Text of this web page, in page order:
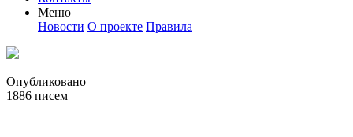
Меню
Новости О проекте Правила
Опубликовано
1886 писем